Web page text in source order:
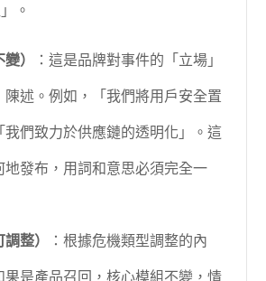
。
）
：這是品牌對事件的「立場」
陳述。例如，「我們將用戶安全置
我們致力於供應鏈的透明化」。這
地發布，用詞和意思必須完全一
整）
：根據危機類型調整的內